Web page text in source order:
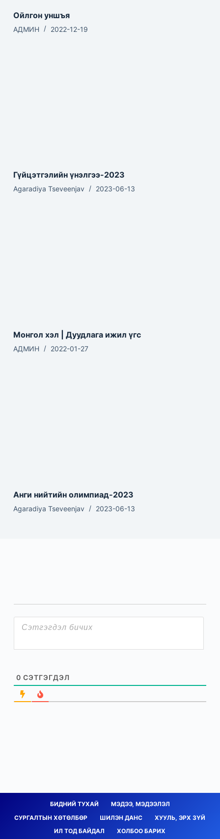
Ойлгон уншъя
АДМИН 2022-12-19
Гүйцэтгэлийн үнэлгээ-2023
Agaradiya Tseveenjav 2023-06-13
Монгол хэл | Дуудлага ижил үгс
АДМИН 2022-01-27
Анги нийтийн олимпиад-2023
Agaradiya Tseveenjav 2023-06-13
0 СЭТГЭГДЭЛ
БИДНИЙ ТУХАЙ
МЭДЭЭ, МЭДЭЭЛЭЛ
СУРГАЛТЫН ХӨТӨЛБӨР
ШИЛЭН ДАНС
ХУУЛЬ, ЭРХ ЗҮЙ
ИЛ ТОД БАЙДАЛ
ХОЛБОО БАРИХ